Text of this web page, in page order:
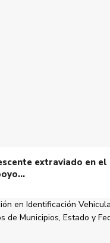
extraviado en el